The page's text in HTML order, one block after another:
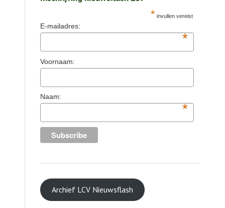
* invullen vereist
E-mailadres:
*
Voornaam:
Naam:
*
Archief LCV Nieuwsflash